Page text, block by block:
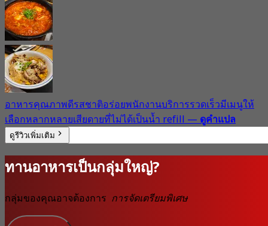
อาหารคุณภาพดีรสชาติอร่อยพนักงานบริการรวดเร็วมีเมนูให้
เลือกหลากหลายเสียดายที่ไม่ได้เป็นน้ำ refill—ดูคำแปล
ดูรีวิวเพิ่มเติม
ทานอาหารเป็นกลุ่มใหญ่?
กลุ่มของคุณอาจต้องการ การจัดเตรียมพิเศษ